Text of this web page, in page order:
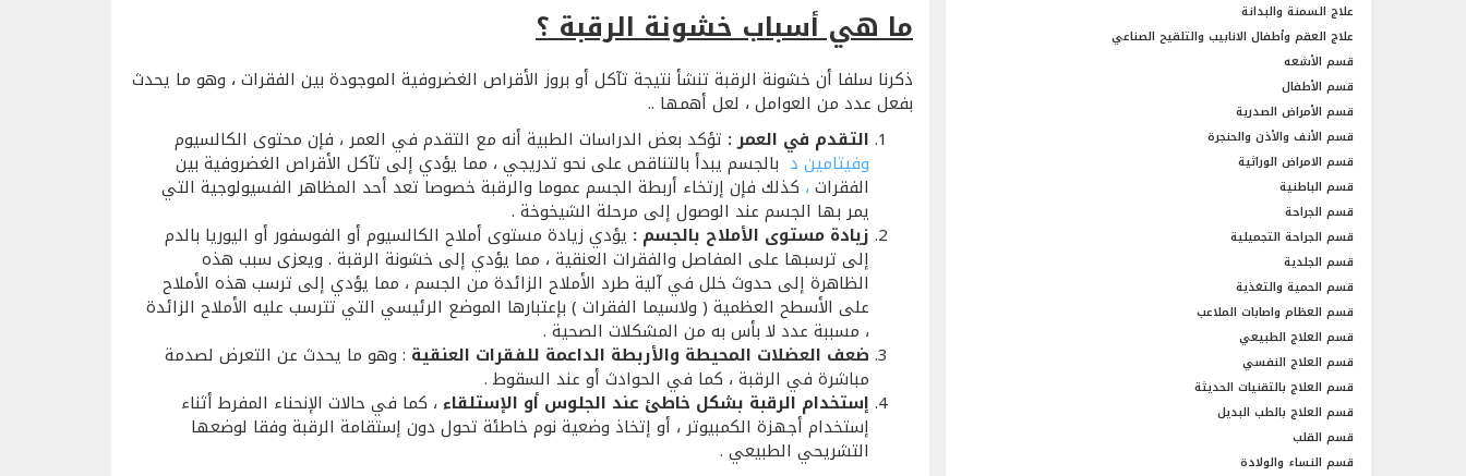
ما هي أسباب خشونة الرقبة ؟
ذكرنا سلفا أن خشونة الرقبة تنشأ نتيجة تآكل أو بروز الأقراص الغضروفية الموجودة بين الفقرات ، وهو ما يحدث
بفعل عدد من العوامل ، لعل أهمها ..
التقدم في العمر : تؤكد بعض الدراسات الطبية أنه مع التقدم في العمر ، فإن محتوى الكالسيوم
وفيتامين د بالجسم يبدأ بالتناقص على نحو تدريجي ، مما يؤدي إلى تآكل الأقراص الغضروفية بين
الفقرات، كذلك فإن إرتخاء أربطة الجسم عموما والرقبة خصوصا تعد أحد المظاهر الفسيولوجية التي
يمر بها الجسم عند الوصول إلى مرحلة الشيخوخة .
زيادة مستوى الأملاح بالجسم : يؤدي زيادة مستوى أملاح الكالسيوم أو الفوسفور أو اليوريا بالدم
إلى ترسبها على المفاصل والفقرات العنقية ، مما يؤدي إلى خشونة الرقبة . ويعزى سبب هذه
الظاهرة إلى حدوث خلل في آلية طرد الأملاح الزائدة من الجسم ، مما يؤدي إلى ترسب هذه الأملاح
على الأسطح العظمية ( ولاسيما الفقرات ) بإعتبارها الموضع الرئيسي التي تترسب عليه الأملاح الزائدة
، مسببة عدد لا بأس به من المشكلات الصحية .
ضعف العضلات المحيطة والأربطة الداعمة للفقرات العنقية : وهو ما يحدث عن التعرض لصدمة
مباشرة في الرقبة ، كما في الحوادث أو عند السقوط .
إستخدام الرقبة بشكل خاطئ عند الجلوس أو الإستلقاء ، كما في حالات الإنحناء المفرط أثناء
إستخدام أجهزة الكمبيوتر ، أو إتخاذ وضعية نوم خاطئة تحول دون إستقامة الرقبة وفقا لوضعها
التشريحي الطبيعي .
علاج السمنة والبدانة
علاج العقم وأطفال الانابيب والتلقيح الصناعي
قسم الأشعه
قسم الأطفال
قسم الأمراض الصدرية
قسم الأنف والأذن والحنجرة
قسم الامراض الوراثية
قسم الباطنية
قسم الجراحة
قسم الجراحة التجميلية
قسم الجلدية
قسم الحمية والتغذية
قسم العظام واصابات الملاعب
قسم العلاج الطبيعي
قسم العلاج النفسي
قسم العلاج بالتقنيات الحديثة
قسم العلاج بالطب البديل
قسم القلب
قسم النساء والولادة